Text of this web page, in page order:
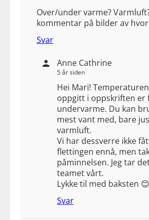
Over/under varme?
kommentar på bilder av
Svar
Anne Cathrine
5 år siden
Hei Mari!
oppgitt i oppskriften er
undervarme. Du kan
mest vant med, bare
varmluft.
Vi har dessverre ikke
flettingen ennå, men
påminnelsen. Jeg tar
teamet vårt.
Lykke til med baksten 😊
Svar